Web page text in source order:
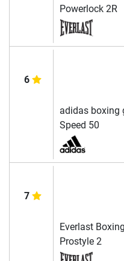
Powerlock 2R
6
adidas boxing
Speed 50
7
Everlast
Prostyle 2